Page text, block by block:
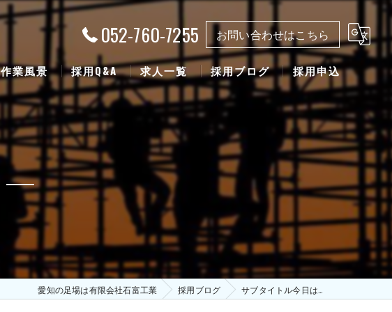
052-760-7255 お問い合わせはこちら
作業風景 採用Q&A 求人一覧 採用ブログ 採用申込
愛知の足場は有限会社石富工業 採用ブログ サブタイトル今日は…